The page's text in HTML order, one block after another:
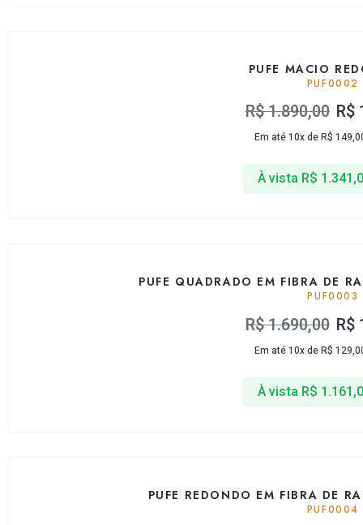
PUFE MACIO
PUF0002
R$1.890,00 R$
Em até 10x deR$
À vista R$
PUFE QUADRADO EM FIBRA DE
PUF0003
R$1.690,00 R$
Em até 10x deR$
À vista R$
PUFE REDONDO EM FIBRA DE
PUF0004